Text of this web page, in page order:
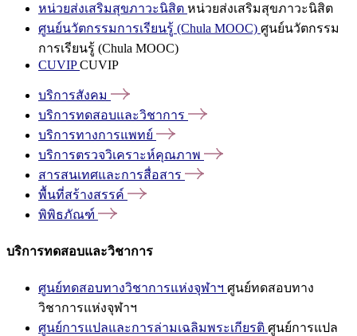
หน่วยส่งเสริมสุขภาวะนิสิต หน่วยส่งเสริมสุขภาวะนิสิต
ศูนย์นวัตกรรมการเรียนรู้ (Chula MOOC) ศูนย์นวัตกรรม
การเรียนรู้ (Chula MOOC)
CUVIPCUVIP
บริการสังคม
บริการทดสอบและวิชาการ
บริการทางการแพทย์
บริการตรวจวิเคราะห์คุณภาพ
สารสนเทศและการสื่อสาร
พื้นที่สร้างสรรค์
พิพิธภัณฑ์
บริการทดสอบและวิชาการ
ศูนย์ทดสอบทางวิชาการแห่งจุฬาฯ ศูนย์ทดสอบทาง
วิชาการแห่งจุฬาฯ
ศูนย์การแปลและการล่ามเฉลิมพระเกียรติ ศูนย์การแปล